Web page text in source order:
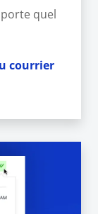
quel
courrier